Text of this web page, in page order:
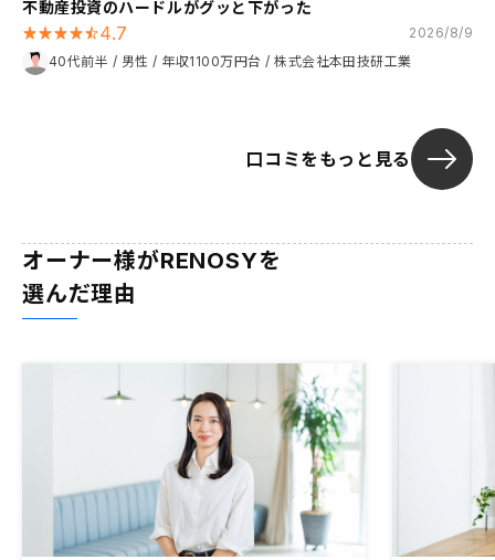
不動産投資のハードルがグッと下がった
4.7
2026/8/9
40代前半 / 男性 / 年収1100万円台 /株式会社本田技研工業
口コミをもっと見る
オーナー様がRENOSYを
選んだ理由